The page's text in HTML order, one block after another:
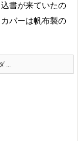
書が来ていたの
バーは帆布製の
...